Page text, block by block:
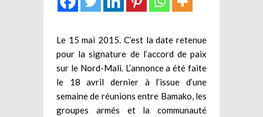
Le 15 mai 2015. C’est la date retenue
pour la signature de l’accord de paix
sur le Nord-Mali. L’annonce a été faite
le 18 avril dernier à l’issue d’une
semaine de réunions entre Bamako, les
groupes armés et la communauté